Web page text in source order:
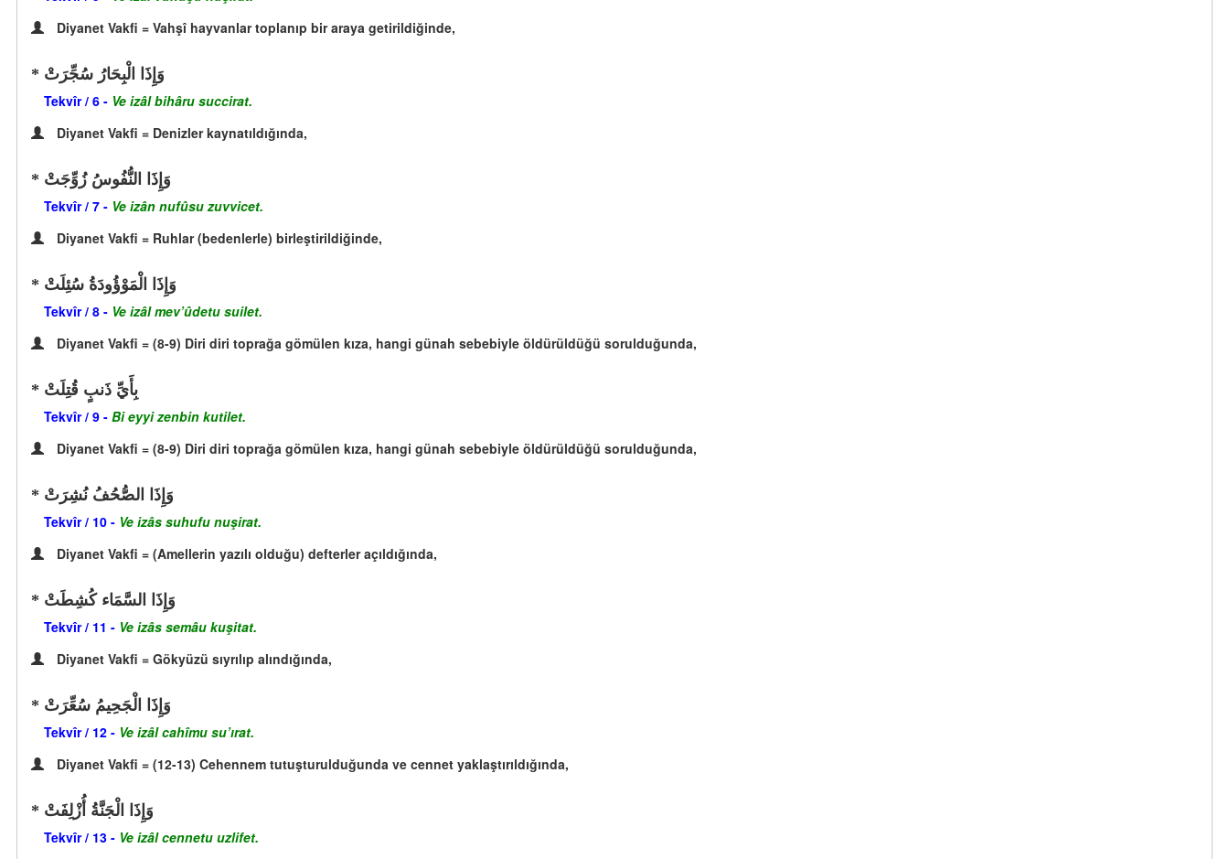
Diyanet Vakfi = Vahşî hayvanlar toplanıp bir araya getirildiğinde,
وَإِذَا الْبِحَارُ سُجِّرَتْ
Tekvîr / 6 - Ve izâl bihâru succirat.
Diyanet Vakfi = Denizler kaynatıldığında,
وَإِذَا النُّفُوسُ زُوِّجَتْ
Tekvîr / 7 - Ve izân nufûsu zuvvicet.
Diyanet Vakfi = Ruhlar (bedenlerle) birleştirildiğinde,
وَإِذَا الْمَوْؤُودَةُ سُئِلَتْ
Tekvîr / 8 - Ve izâl mev’ûdetu suilet.
Diyanet Vakfi = (8-9) Diri diri toprağa gömülen kıza, hangi günah sebebiyle öldürüldüğü sorulduğunda,
بِأَيِّ ذَنبٍ قُتِلَتْ
Tekvîr / 9 - Bi eyyi zenbin kutilet.
Diyanet Vakfi = (8-9) Diri diri toprağa gömülen kıza, hangi günah sebebiyle öldürüldüğü sorulduğunda,
وَإِذَا الصُّحُفُ نُشِرَتْ
Tekvîr / 10 - Ve izâs suhufu nuşirat.
Diyanet Vakfi = (Amellerin yazılı olduğu) defterler açıldığında,
وَإِذَا السَّمَاء كُشِطَتْ
Tekvîr / 11 - Ve izâs semâu kuşitat.
Diyanet Vakfi = Gökyüzü sıyrılıp alındığında,
وَإِذَا الْجَحِيمُ سُعِّرَتْ
Tekvîr / 12 - Ve izâl cahîmu su’ırat.
Diyanet Vakfi = (12-13) Cehennem tutuşturulduğunda ve cennet yaklaştırıldığında,
وَإِذَا الْجَنَّةُ أُزْلِفَتْ
Tekvîr / 13 - Ve izâl cennetu uzlifet.